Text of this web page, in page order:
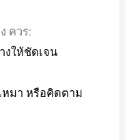
ควร:
งให้ชัดเจน
หมา หรือคิดตาม